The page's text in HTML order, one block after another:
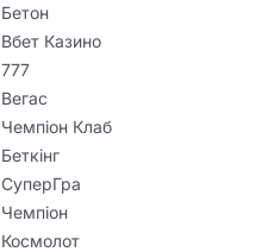
Бетон
Вбет Казино
777
Вегас
Чемпіон Клаб
Беткінг
СуперГра
Чемпіон
Космолот